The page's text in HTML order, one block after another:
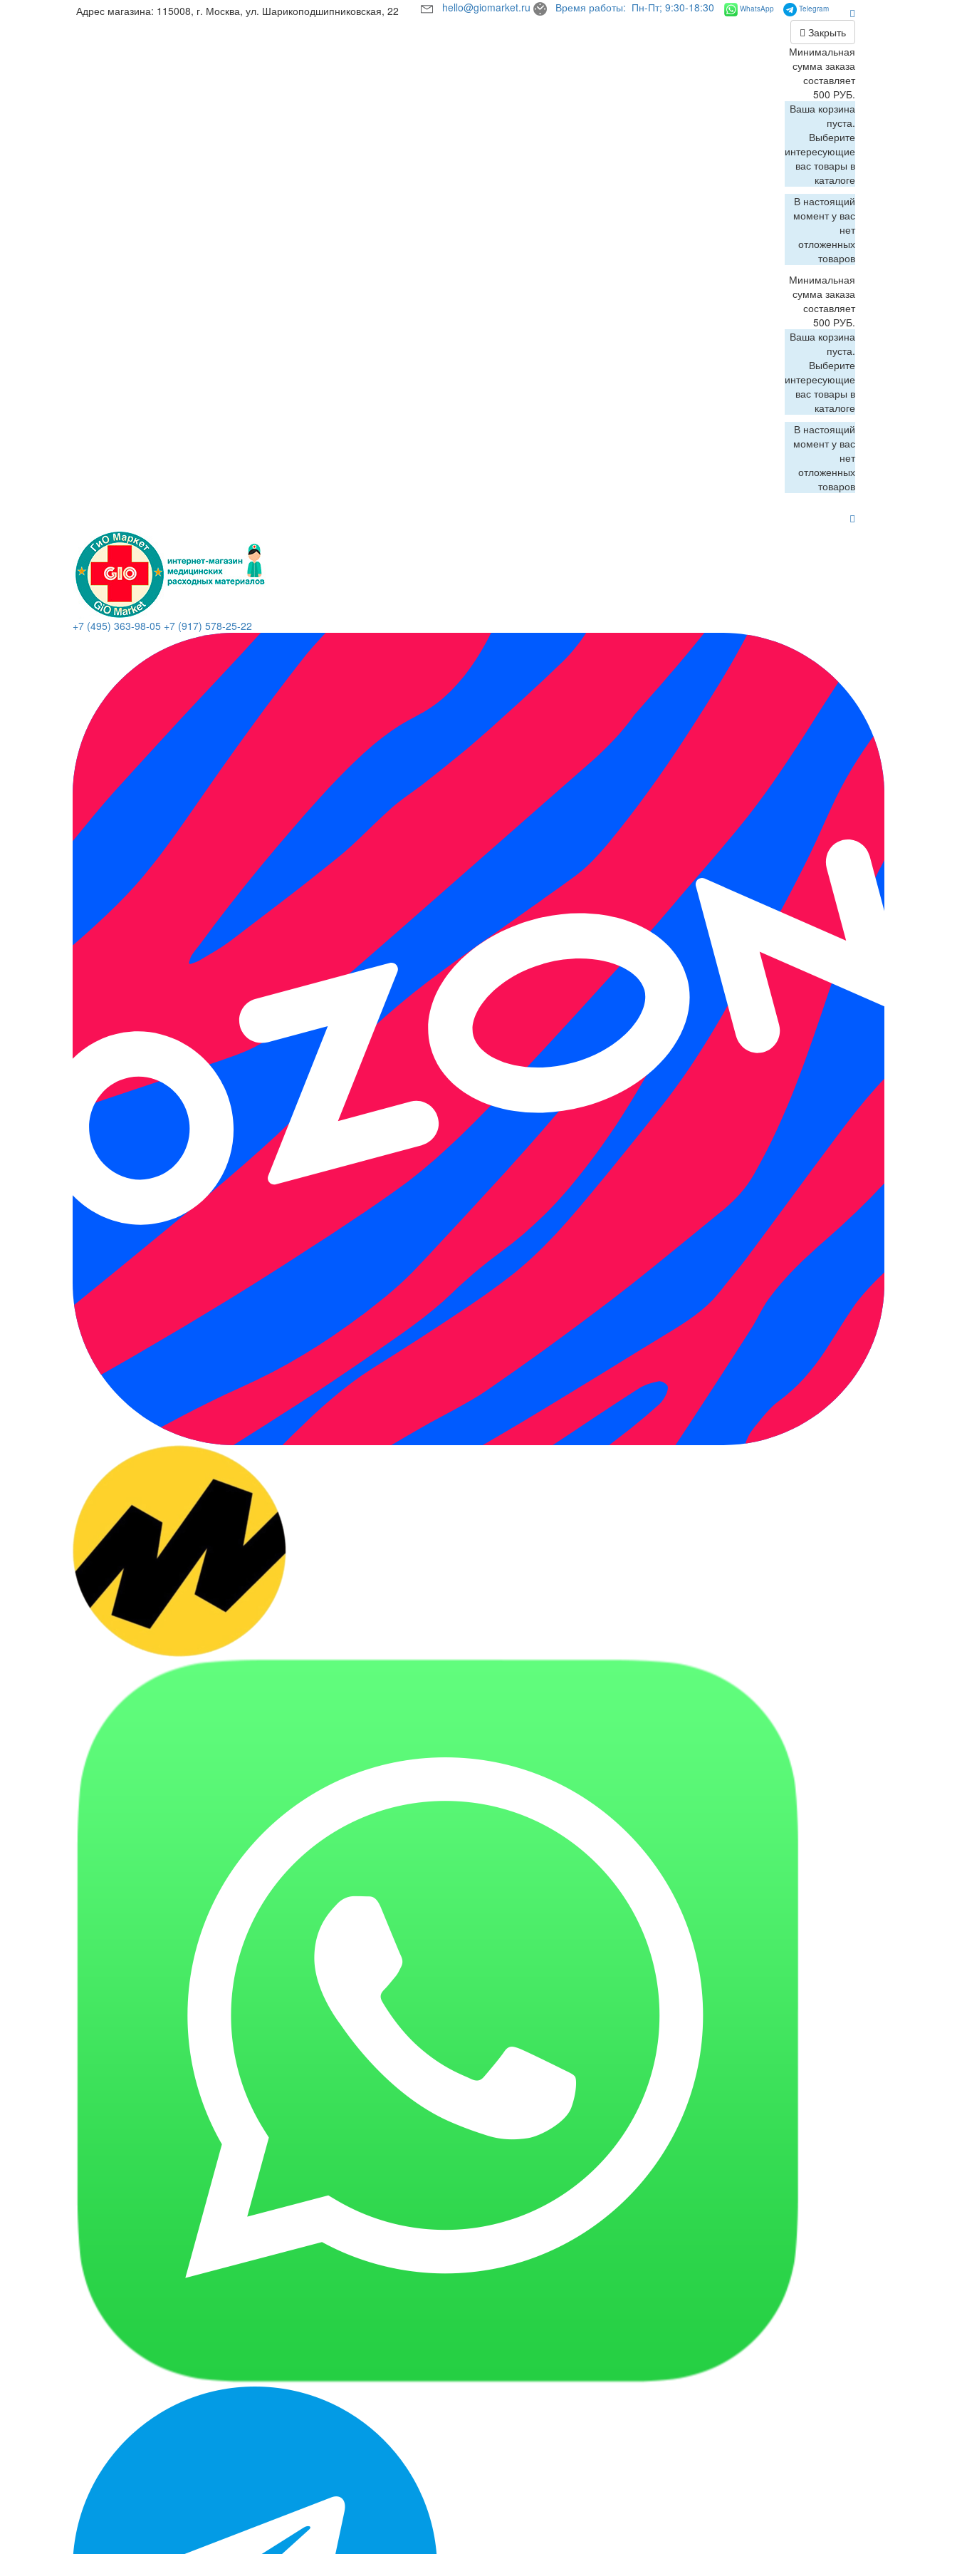
Адрес магазина: 115008, г. Москва, ул. Шарикоподшипниковская, 22 hello@giomarket.ru Время работы: Пн-Пт; 9:30-18:30 WhatsApp Telegram
Закрыть
Минимальная
сумма заказа
составляет
500 РУБ.
Ваша корзина
пуста.
Выберите
интересующие
вас товары в
каталоге
В настоящий
момент у вас
нет
отложенных
товаров
Минимальная
сумма заказа
составляет
500 РУБ.
Ваша корзина
пуста.
Выберите
интересующие
вас товары в
каталоге
В настоящий
момент у вас
нет
отложенных
товаров
+7 (495) 363-98-05 +7 (917) 578-25-22